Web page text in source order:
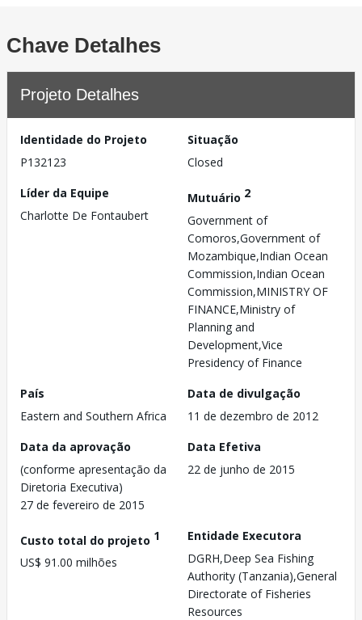
Chave Detalhes
Projeto Detalhes
Identidade do Projeto
P132123
Situação
Closed
Líder da Equipe
Charlotte De Fontaubert
Mutuário 2
Government of
Comoros,Government of
Mozambique,Indian Ocean
Commission,Indian Ocean
Commission,MINISTRY OF
FINANCE,Ministry of
Planning and
Development,Vice
Presidency of Finance
País
Eastern and Southern Africa
Data de divulgação
11 de dezembro de 2012
Data da aprovação
(conforme apresentação da
Diretoria Executiva)
27 de fevereiro de 2015
Data Efetiva
22 de junho de 2015
Custo total do projeto 1
US$ 91.00 milhões
Entidade Executora
DGRH,Deep Sea Fishing
Authority (Tanzania),General
Directorate of Fisheries
Resources